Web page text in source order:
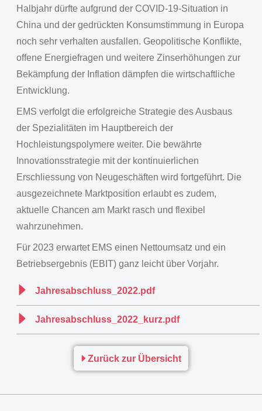
Halbjahr dürfte aufgrund der COVID-19-Situation in
China und der gedrückten Konsumstimmung in Europa
noch sehr verhalten ausfallen. Geopolitische Konflikte,
offene Energiefragen und weitere Zinserhöhungen zur
Bekämpfung der Inflation dämpfen die wirtschaftliche
Entwicklung.
EMS verfolgt die erfolgreiche Strategie des Ausbaus
der Spezialitäten im Hauptbereich der
Hochleistungspolymere weiter. Die bewährte
Innovationsstrategie mit der kontinuierlichen
Erschliessung von Neugeschäften wird fortgeführt. Die
ausgezeichnete Marktposition erlaubt es zudem,
aktuelle Chancen am Markt rasch und flexibel
wahrzunehmen.
Für 2023 erwartet EMS einen Nettoumsatz und ein
Betriebsergebnis (EBIT) ganz leicht über Vorjahr.
Jahresabschluss_2022.pdf
Jahresabschluss_2022_kurz.pdf
Zurück zur Übersicht